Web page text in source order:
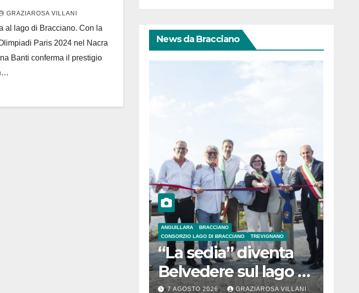
GRAZIAROSA VILLANI
al lago di Bracciano. Con la
Paris 2024 nel Nacra
Banti conferma il prestigio
News da Bracciano
ANGUILLARA
BRACCIANO
CONSORZIO LAGO DI BRACCIANO
TREVIGNANO
“La sedia” diventa
Belvedere sul lago di
7 AGOSTO 2026 GRAZIAROSA VILLANI